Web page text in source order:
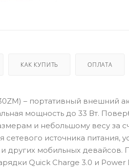
КАК КУПИТЬ ОПЛАТА
– портативный внешний
мощность до 33 Вт.
и небольшому весу за
сетевого источника питания,
других мобильных девайсов.
Quick Charge 3.0 и Power